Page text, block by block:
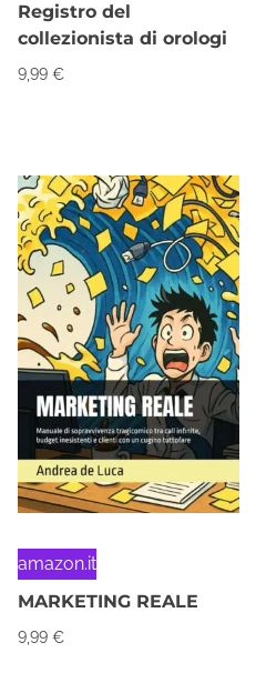
Registro del
collezionista di orologi
9,99 €
amazon.it
MARKETING REALE
9,99 €